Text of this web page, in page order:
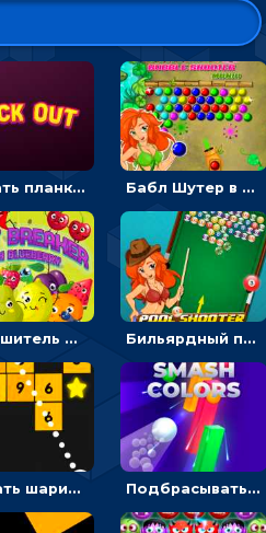
Двигать планку и бить шариком по цветным блокам - гиперказуальная Бабл Шутер в джунглях: стрелять шариками по цветным целям
Разрушитель фруктов: стрелять ягодами по ананасам Бильярдный пул: стрелять шариками, чтобы взрывать одинаковые
Бросать шарики, чтобы выбивать блоки с цифрами Подбрасывать мяч, чтобы провести через цветную преграду